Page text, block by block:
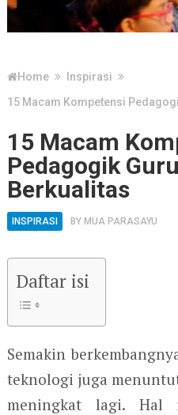
Home
Inspirasi
15 Macam Kompetensi
15 Macam
Pedagogik
Berkualitas
INSPIRASI BY MUA PARASAYU
Daftar isi
Semakin
teknologi juga
meningkat lagi. Hal